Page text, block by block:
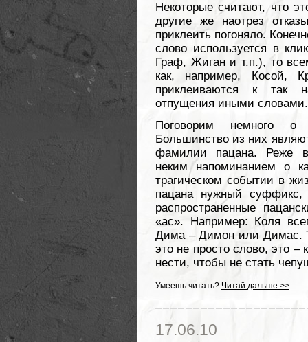
Некоторые считают, что
другие же наотрез
приклеить погоняло.
слово используется в
Граф, Жиган и т.п.), то
как, например, Косой,
приклеиваются к так
отпущения иными словами.
Поговорим немного о
Большинство из них
фамилии пацана. Реже
неким напоминанием о
трагическом событии в
пацана нужный
распространенные
«ас». Например: Коля
Дима – Димон или Димас.
это не просто слово, это –
нести, чтобы не стать
Умеешь читать? Читай дальше >>
17.06.10